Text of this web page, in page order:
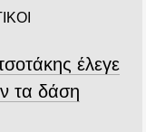
έλεγε
τα δάση